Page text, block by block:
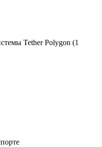
Tether Polygon (1